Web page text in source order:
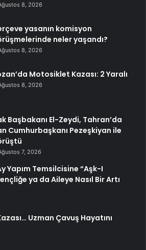
8, 2026
yasanın komisyon
neler yaşandı?
8, 2026
Motosiklet Kazası: 2 Yaralı
8, 2026
Başbakanı El-Zeydi, Tahran’da
Cumhurbaşkanı Pezeşkiyan ile
7, 2026
Yapım Temsilcisine “Aşk-I
ya da Aileye Nasıl Bir Artı
Uzman Çavuş Hayatını